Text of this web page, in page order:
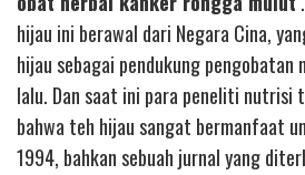
hijau ini berawal dari Negara Cina,
hijau sebagai pendukung
lalu. Dan saat ini para peneliti nutrisi
bahwa teh hijau sangat bermanfaat
1994, bahkan sebuah jurnal yang